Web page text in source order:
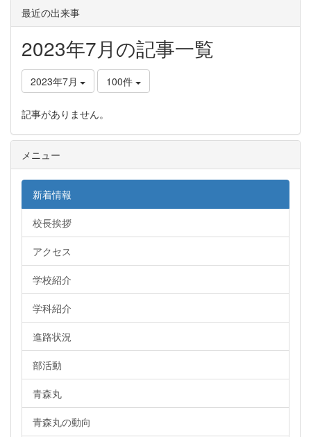
最近の出来事
2023年7月の記事一覧
2023年7月 100件
記事がありません。
メニュー
新着情報
校長挨拶
アクセス
学校紹介
学科紹介
進路状況
部活動
青森丸
青森丸の動向